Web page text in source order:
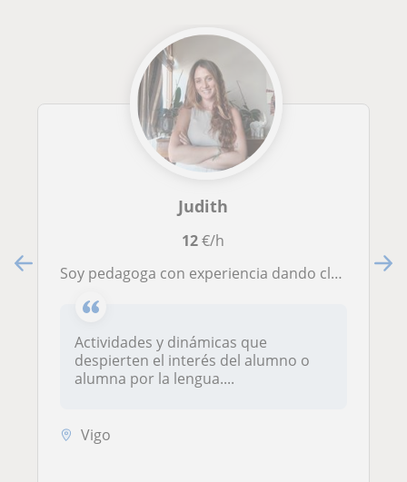
Judith
12€/h
Soy pedagoga con experiencia dando clases de inglés para primaria y secundaria. Clases dinámicas y enfocadas en speaking.
Actividades y dinámicas que
despierten el interés del alumno o
alumna por la lengua....
Vigo